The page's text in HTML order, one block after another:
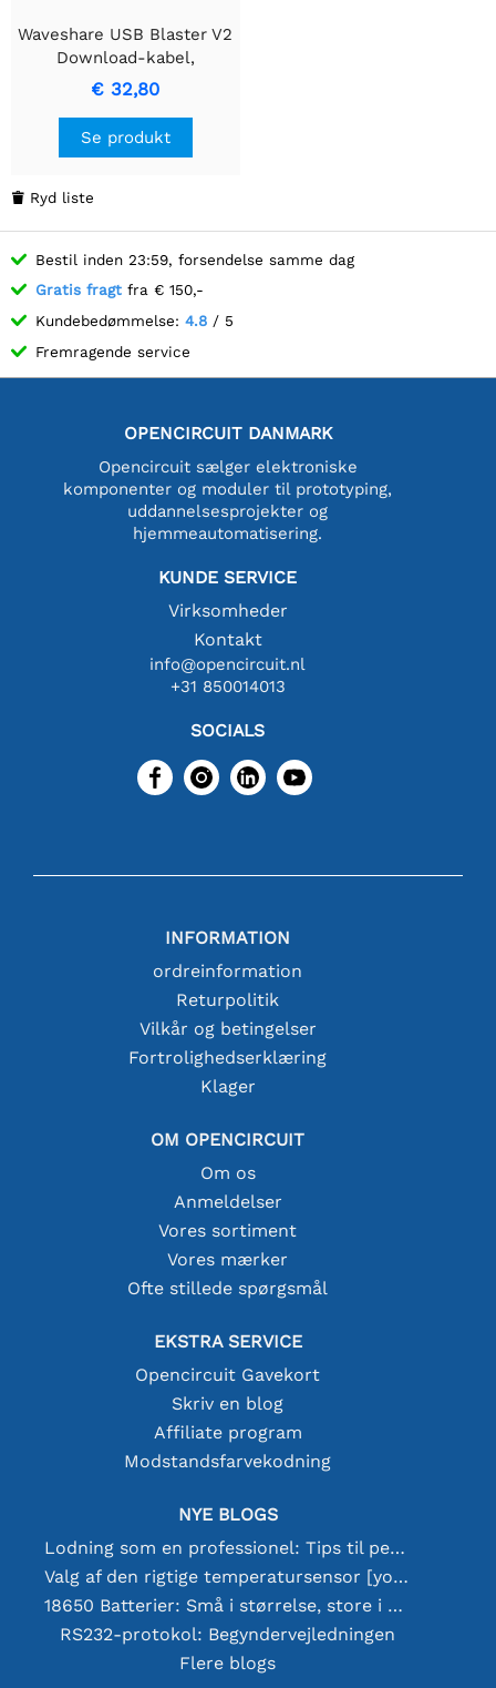
Waveshare USB Blaster V2
Download-kabel,
kompatibel med ALTERA
USB Blaster FPGA/CPLD-
programmer,
højhastigheds
€ 32,80
Se produkt
 Ryd liste
Bestil inden 23:59, forsendelse samme dag
Gratis fragt fra € 150,-
Kundebedømmelse: 4.8 / 5
Fremragende service
OPENCIRCUIT DANMARK
Opencircuit sælger elektroniske
komponenter og moduler til prototyping,
uddannelsesprojekter og
hjemmeautomatisering.
KUNDE SERVICE
Virksomheder
Kontakt
info@opencircuit.nl
+31 850014013
SOCIALS
INFORMATION
ordreinformation
Returpolitik
Vilkår og betingelser
Fortrolighedserklæring
Klager
OM OPENCIRCUIT
Om os
Anmeldelser
Vores sortiment
Vores mærker
Ofte stillede spørgsmål
EKSTRA SERVICE
Opencircuit Gavekort
Skriv en blog
Affiliate program
Modstandsfarvekodning
NYE BLOGS
Lodning som en professionel: Tips til perfekte elektroniske forbindelser
Valg af den rigtige temperatursensor [youtube]
18650 Batterier: Små i størrelse, store i ydeevne
RS232-protokol: Begyndervejledningen
Flere blogs